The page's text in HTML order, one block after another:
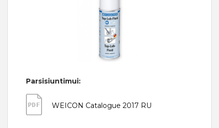
Parsisiuntimui:
PDF WEICON Catalogue 2017 RU